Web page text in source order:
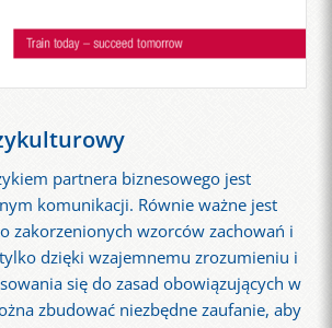
partnera biznesowego jest
komunikacji. Równie ważne jest
zakorzenionych wzorców zachowań i
dzięki wzajemnemu zrozumieniu i
się do zasad obowiązujących w
zbudować niezbędne zaufanie, aby